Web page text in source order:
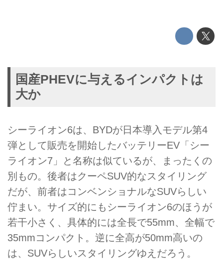
国産PHEVに与えるインパクトは
大か
シーライオン6は、BYDが日本導入モデル第4
弾として販売を開始したバッテリーEV「シー
ライオン7」と名称は似ているが、まったくの
別もの。後者はクーペSUV的なスタイリング
だが、前者はコンベンショナルなSUVらしい
佇まい。サイズ的にもシーライオン6のほうが
若干小さく、具体的には全長で55mm、全幅で
35mmコンパクト。逆に全高が50mm高いの
は、SUVらしいスタイリングゆえだろう。